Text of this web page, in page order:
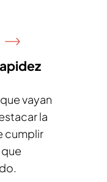
vayan
la
cumplir